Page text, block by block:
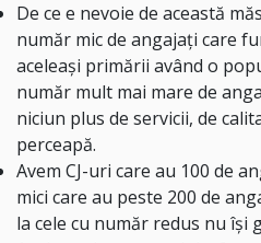
De ce e nevoie de această
număr mic de angajați care
aceleași primării având o
număr mult mai mare de
niciun plus de servicii, de
perceapă.
Avem CJ-uri care au 100 de
mici care au peste 200 de
la cele cu număr redus nu își